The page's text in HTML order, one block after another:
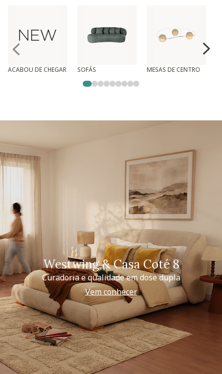
ACABOU DE CHEGAR SOFÁS MESAS DE CENTRO
Westwing & Casa Coté 8
Curadoria e qualidade em dose dupla
Vem conhecer